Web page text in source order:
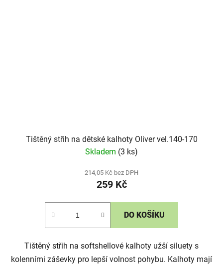
Tištěný střih na dětské kalhoty Oliver vel.140-170
Skladem (3 ks)
214,05 Kč bez DPH
259 Kč
DO KOŠÍKU
Tištěný střih na softshellové kalhoty užší siluety s
kolenními záševky pro lepší volnost pohybu. Kalhoty mají